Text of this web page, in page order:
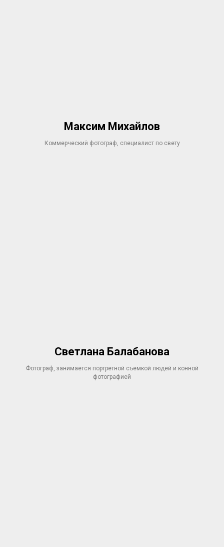
Максим Михайлов
Коммерческий фотограф, специалист по свету
Светлана Балабанова
Фотограф, занимается портретной съемкой людей и конной
фотографией